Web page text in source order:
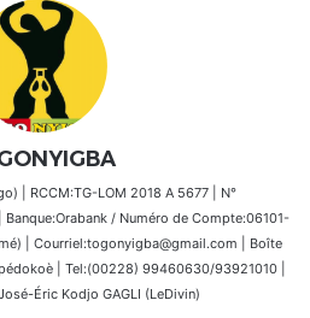
| RCCM:TG-LOM 2018 A 5677 | N°
/ Numéro de Compte:06101-
| Courriel:togonyigba@gmail.com | Boîte
| Tel:(00228) 99460630/93921010 |
Éric Kodjo GAGLI (LeDivin)